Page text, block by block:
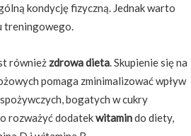
kondycję fizyczną. Jednak warto
treningowego.
również zdrowa dieta. Skupienie się na
pomaga zminimalizować wpływ
bogatych w cukry
rozważyć dodatekwitamindo diety,